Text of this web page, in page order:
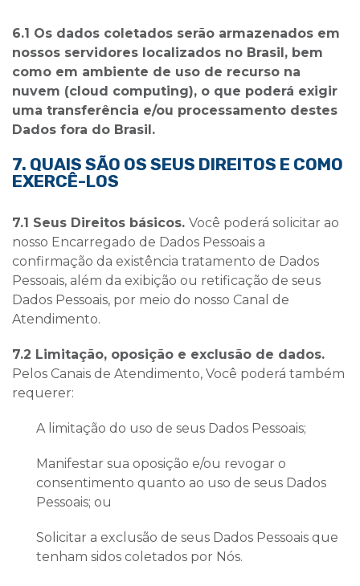
6.1 Os dados coletados serão armazenados em
nossos servidores localizados no Brasil, bem
como em ambiente de uso de recurso na
nuvem (cloud computing), o que poderá exigir
uma transferência e/ou processamento destes
Dados fora do Brasil.
7. QUAIS SÃO OS SEUS DIREITOS E COMO
EXERCÊ-LOS
7.1 Seus Direitos básicos. Você poderá solicitar ao
nosso Encarregado de Dados Pessoais a
confirmação da existência tratamento de Dados
Pessoais, além da exibição ou retificação de seus
Dados Pessoais, por meio do nosso Canal de
Atendimento.
7.2 Limitação, oposição e exclusão de dados.
Pelos Canais de Atendimento, Você poderá também
requerer:
A limitação do uso de seus Dados Pessoais;
Manifestar sua oposição e/ou revogar o
consentimento quanto ao uso de seus Dados
Pessoais; ou
Solicitar a exclusão de seus Dados Pessoais que
tenham sidos coletados por Nós.